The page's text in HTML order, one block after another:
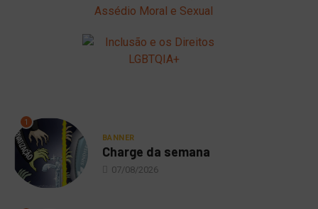
1
BANNER
Charge da semana
07/08/2026